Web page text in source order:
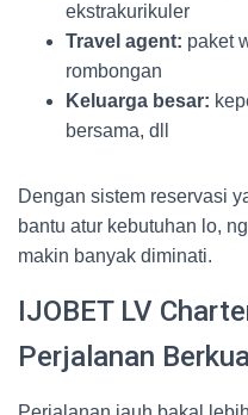
ekstrakurikuler
Travel agent: paket
rombongan
Keluarga besar:
bersama, dll
Dengan sistem reservasi
bantu atur kebutuhan lo,
makin banyak diminati.
IJOBET LV
Perjalanan